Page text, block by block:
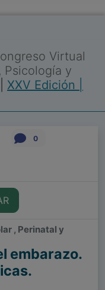
Virtual
Psicología y
XXV Edición |
0
, Perinatal y
embarazo.